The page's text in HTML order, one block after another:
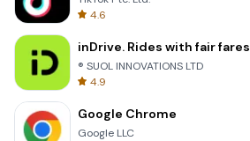
4.6
inDrive. Rides with fair fares
® SUOL INNOVATIONS LTD
4.9
Google Chrome
Google LLC